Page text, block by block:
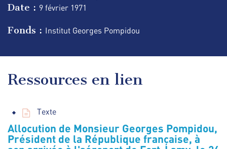
Date : 9 février 1971
Fonds : Institut Georges Pompidou
Ressources en lien
Texte
Allocution de Monsieur Georges Pompidou,
Président de la République française, à